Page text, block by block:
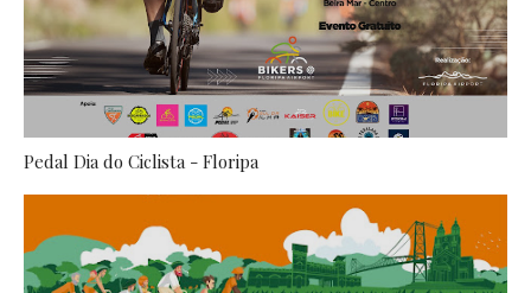
Pedal Dia do Ciclista - Floripa